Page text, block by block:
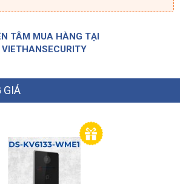
TÂM MUA HÀNG TẠI
VIETHANSECURITY
GIÁ